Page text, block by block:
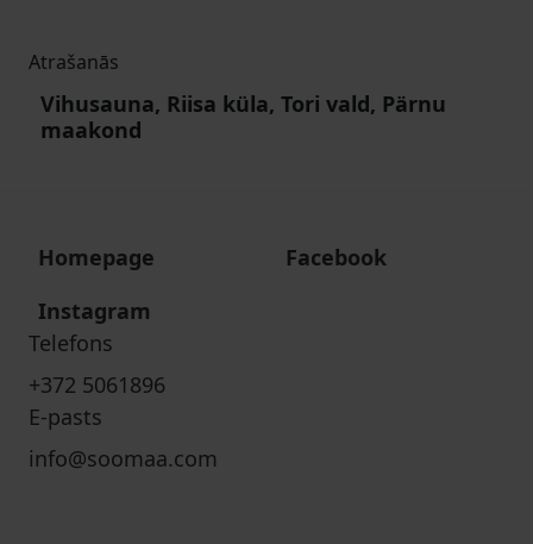
Atrašanās
Vihusauna, Riisa küla, Tori vald, Pärnu
maakond
Homepage
Facebook
Instagram
Telefons
+372 5061896
E-pasts
info@soomaa.com